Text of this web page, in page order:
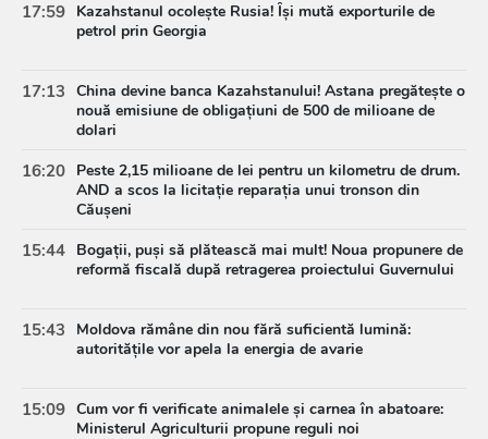
17:59 Kazahstanul ocolește Rusia! Își mută exporturile de
petrol prin Georgia
17:13 China devine banca Kazahstanului! Astana pregătește o
nouă emisiune de obligațiuni de 500 de milioane de
dolari
16:20 Peste 2,15 milioane de lei pentru un kilometru de drum.
AND a scos la licitație reparația unui tronson din
Căușeni
15:44 Bogații, puși să plătească mai mult! Noua propunere de
reformă fiscală după retragerea proiectului Guvernului
15:43
Moldova rămâne din nou fără suficientă lumină:
autoritățile vor apela la energia de avarie
15:09 Cum vor fi verificate animalele și carnea în abatoare:
Ministerul Agriculturii propune reguli noi